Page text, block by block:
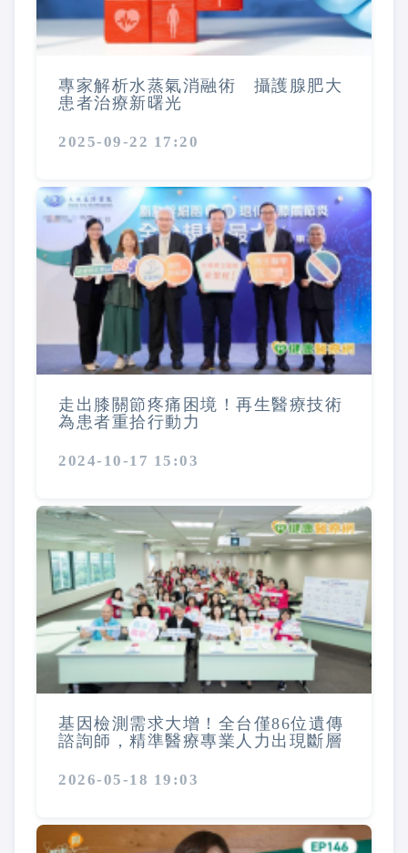
專家解析水蒸氣消融術 攝護腺肥大
患者治療新曙光
2025-09-22 17:20
走出膝關節疼痛困境！再生醫療技術
為患者重拾行動力
2024-10-17 15:03
基因檢測需求大增！全台僅86位遺傳
諮詢師，精準醫療專業人力出現斷層
2026-05-18 19:03